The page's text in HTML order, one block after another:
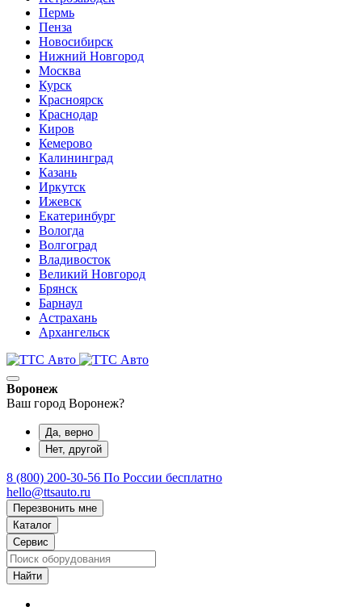
Пермь
Пенза
Новосибирск
Нижний Новгород
Москва
Курск
Красноярск
Краснодар
Киров
Кемерово
Калининград
Казань
Иркутск
Ижевск
Екатеринбург
Вологда
Волгоград
Владивосток
Великий Новгород
Брянск
Барнаул
Астрахань
Архангельск
Воронеж
Ваш город Воронеж?
Да, верно
Нет, другой
8 (800) 200-30-56 По России бесплатно
hello@ttsauto.ru
Перезвонить мне
Каталог
Сервис